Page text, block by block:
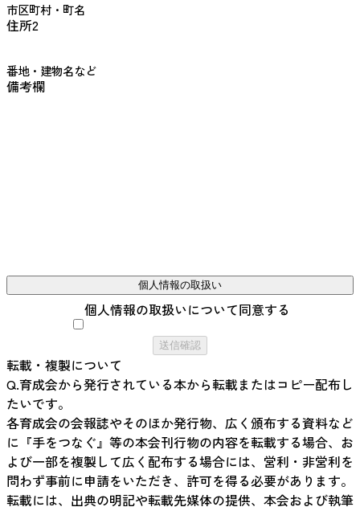
市区町村・町名
住所2
番地・建物名など
備考欄
個人情報の取扱い
個人情報の取扱いについて同意する
送信確認
転載・複製について
Q.育成会から発行されている本から転載またはコピー配布し
たいです。
各育成会の会報誌やそのほか発行物、広く頒布する資料など
に『手をつなぐ』等の本会刊行物の内容を転載する場合、お
よび一部を複製して広く配布する場合には、営利・非営利を
問わず事前に申請をいただき、許可を得る必要があります。
転載には、出典の明記や転載先媒体の提供、本会および執筆